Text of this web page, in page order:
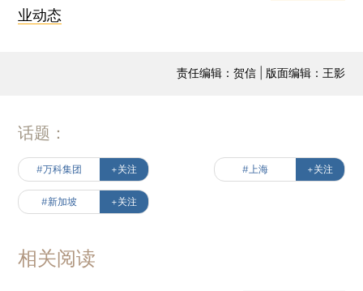
业动态
责任编辑：贺信 | 版面编辑：王影
话题：
#万科集团 +关注 #上海 +关注
#新加坡 +关注
相关阅读